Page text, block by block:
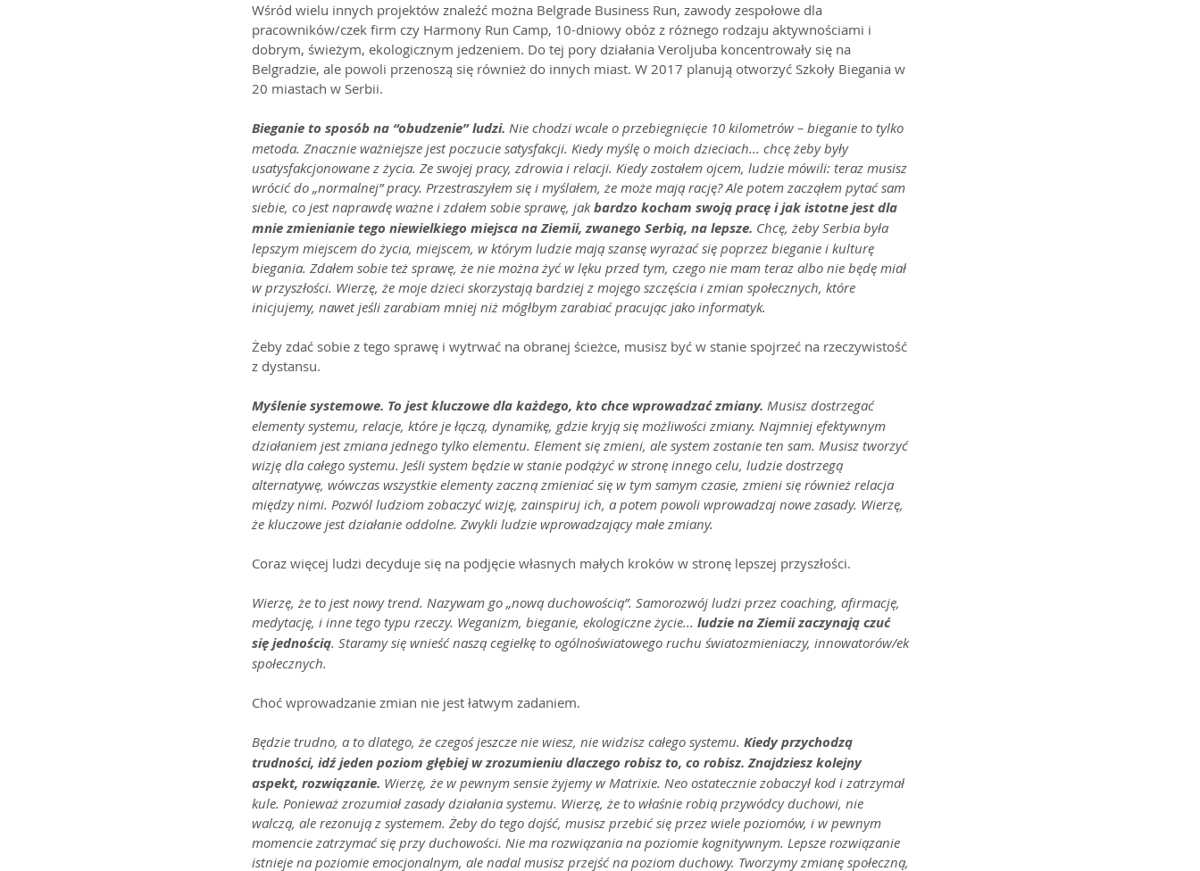
Wśród wielu innych projektów znaleźć można Belgrade Business Run, zawody zespołowe dla
pracowników/czek firm czy Harmony Run Camp, 10-dniowy obóz z różnego rodzaju aktywnościami i
dobrym, świeżym, ekologicznym jedzeniem. Do tej pory działania Veroljuba koncentrowały się na
Belgradzie, ale powoli przenoszą się również do innych miast. W 2017 planują otworzyć Szkoły Biegania w
20 miastach w Serbii.
Bieganie to sposób na “obudzenie” ludzi. Nie chodzi wcale o przebiegnięcie 10 kilometrów – bieganie to tylko
metoda. Znacznie ważniejsze jest poczucie satysfakcji. Kiedy myślę o moich dzieciach... chcę żeby były
usatysfakcjonowane z życia. Ze swojej pracy, zdrowia i relacji. Kiedy zostałem ojcem, ludzie mówili: teraz musisz
wrócić do „normalnej” pracy. Przestraszyłem się i myślałem, że może mają rację? Ale potem zacząłem pytać sam
siebie, co jest naprawdę ważne i zdałem sobie sprawę, jak bardzo kocham swoją pracę i jak istotne jest dla
mnie zmienianie tego niewielkiego miejsca na Ziemii, zwanego Serbią, na lepsze. Chcę, żeby Serbia była
lepszym miejscem do życia, miejscem, w którym ludzie mają szansę wyrażać się poprzez bieganie i kulturę
biegania. Zdałem sobie też sprawę, że nie można żyć w lęku przed tym, czego nie mam teraz albo nie będę miał
w przyszłości. Wierzę, że moje dzieci skorzystają bardziej z mojego szczęścia i zmian społecznych, które
inicjujemy, nawet jeśli zarabiam mniej niż mógłbym zarabiać pracując jako informatyk.
Żeby zdać sobie z tego sprawę i wytrwać na obranej ścieżce, musisz być w stanie spojrzeć na rzeczywistość
z dystansu.
Myślenie systemowe. To jest kluczowe dla każdego, kto chce wprowadzać zmiany. Musisz dostrzegać
elementy systemu, relacje, które je łączą, dynamikę, gdzie kryją się możliwości zmiany. Najmniej efektywnym
działaniem jest zmiana jednego tylko elementu. Element się zmieni, ale system zostanie ten sam. Musisz tworzyć
wizję dla całego systemu. Jeśli system będzie w stanie podążyć w stronę innego celu, ludzie dostrzegą
alternatywę, wówczas wszystkie elementy zaczną zmieniać się w tym samym czasie, zmieni się również relacja
między nimi. Pozwól ludziom zobaczyć wizję, zainspiruj ich, a potem powoli wprowadzaj nowe zasady. Wierzę,
że kluczowe jest działanie oddolne. Zwykli ludzie wprowadzający małe zmiany.
Coraz więcej ludzi decyduje się na podjęcie własnych małych kroków w stronę lepszej przyszłości.
Wierzę, że to jest nowy trend. Nazywam go „nową duchowością”. Samorozwój ludzi przez coaching, afirmację,
medytację, i inne tego typu rzeczy. Weganizm, bieganie, ekologiczne życie... ludzie na Ziemii zaczynają czuć
się jednością. Staramy się wnieść naszą cegiełkę to ogólnoświatowego ruchu światozmieniaczy, innowatorów/ek
społecznych.
Choć wprowadzanie zmian nie jest łatwym zadaniem.
Będzie trudno, a to dlatego, że czegoś jeszcze nie wiesz, nie widzisz całego systemu. Kiedy przychodzą
trudności, idź jeden poziom głębiej w zrozumieniu dlaczego robisz to, co robisz. Znajdziesz kolejny
aspekt, rozwiązanie. Wierzę, że w pewnym sensie żyjemy w Matrixie. Neo ostatecznie zobaczył kod i zatrzymał
kule. Ponieważ zrozumiał zasady działania systemu. Wierzę, że to właśnie robią przywódcy duchowi, nie
walczą, ale rezonują z systemem. Żeby do tego dojść, musisz przebić się przez wiele poziomów, i w pewnym
momencie zatrzymać się przy duchowości. Nie ma rozwiązania na poziomie kognitywnym. Lepsze rozwiązanie
istnieje na poziomie emocjonalnym, ale nadal musisz przejść na poziom duchowy. Tworzymy zmianę społeczną,